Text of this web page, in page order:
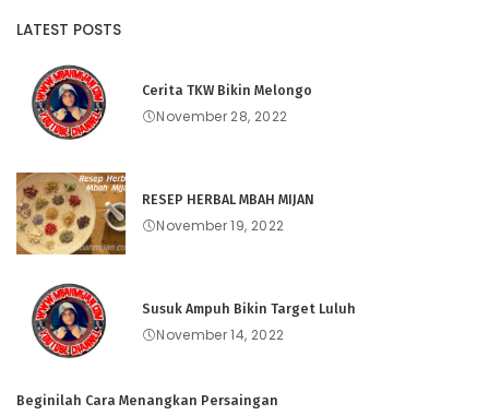
LATEST POSTS
Cerita TKW Bikin Melongo
November 28, 2022
RESEP HERBAL MBAH MIJAN
November 19, 2022
Susuk Ampuh Bikin Target Luluh
November 14, 2022
Beginilah Cara Menangkan Persaingan